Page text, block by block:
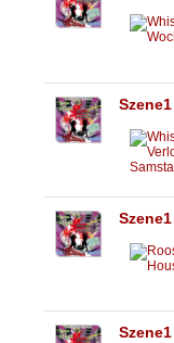
Szene1
Szene1
Szene1